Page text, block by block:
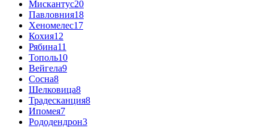
Мискантус20
Павловния18
Хеномелес17
Кохия12
Рябина11
Тополь10
Вейгела9
Сосна8
Шелковица8
Традесканция8
Ипомея7
Рододендрон3